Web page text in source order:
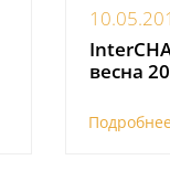
весна
Подробнее